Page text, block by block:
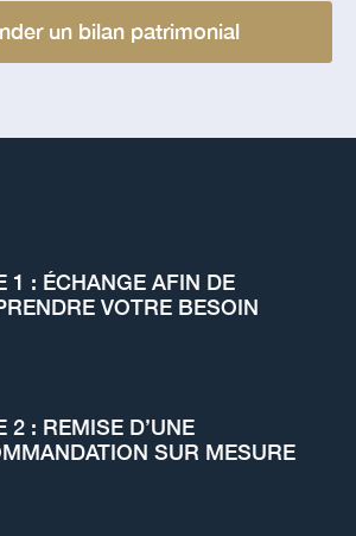
un bilan patrimonial
1 : ÉCHANGE AFIN DE
VOTRE BESOIN
2 : REMISE D’UNE
SUR MESURE